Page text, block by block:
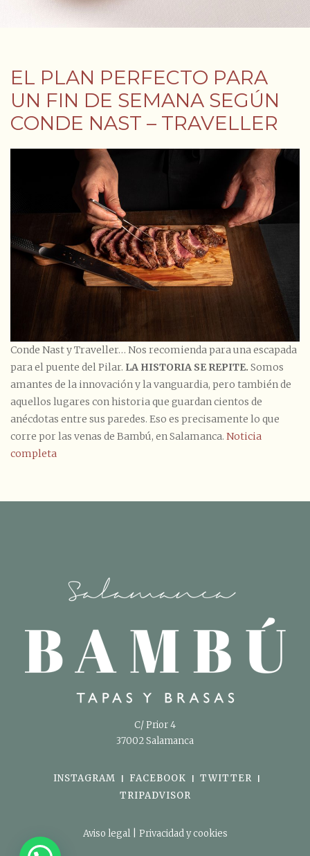
EL PLAN PERFECTO PARA
UN FIN DE SEMANA SEGÚN
CONDE NAST – TRAVELLER
Conde Nast y Traveller… Nos recomienda para una escapada
para el puente del Pilar. LA HISTORIA SE REPITE. Somos
amantes de la innovación y la vanguardia, pero también de
aquellos lugares con historia que guardan cientos de
anécdotas entre sus paredes. Eso es precisamente lo que
corre por las venas de Bambú, en Salamanca. Noticia
completa
C/ Prior 4
37002 Salamanca
INSTAGRAM FACEBOOK TWITTER
TRIPADVISOR
Aviso legal Privacidad y cookies